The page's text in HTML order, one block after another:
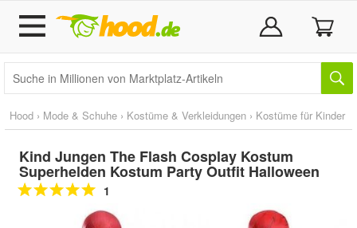
Hood › Mode & Schuhe › Kostüme & Verkleidungen › Kostüme für Kinder
Kind Jungen The Flash Cosplay Kostum
Superhelden Kostum Party Outfit Halloween
1